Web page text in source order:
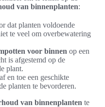
van binnenplanten:
dat planten voldoende
te veel om overbewatering
voor binnen op een
is afgestemd op de
plant.
en toe een geschikte
planten te bevorderen.
van binnenplanten te